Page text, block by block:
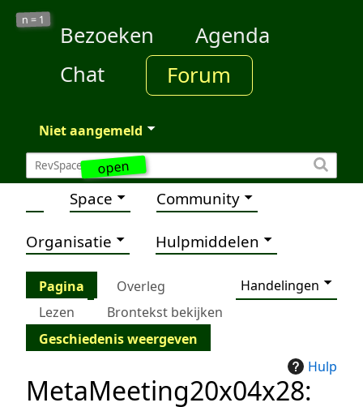
open
n = 1
Bezoeken
Agenda
Chat
Forum
Niet aangemeld
Space Community
Organisatie Hulpmiddelen
Pagina Overleg
Handelingen
Lezen
Brontekst bekijken
Geschiedenis weergeven
Hulp
MetaMeeting20x04x28: